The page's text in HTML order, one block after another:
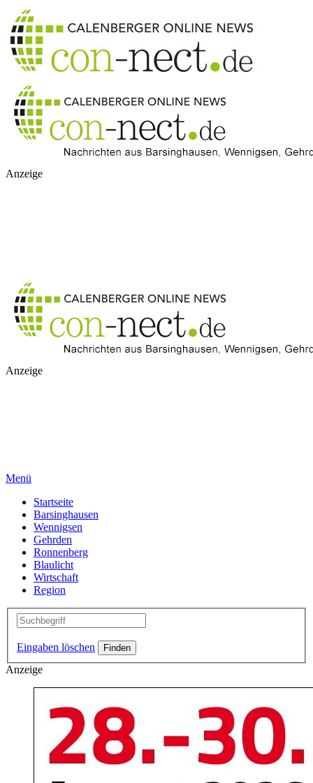
Anzeige
Anzeige
Menü
Startseite
Barsinghausen
Wennigsen
Gehrden
Ronnenberg
Blaulicht
Wirtschaft
Region
Eingaben löschen
Anzeige